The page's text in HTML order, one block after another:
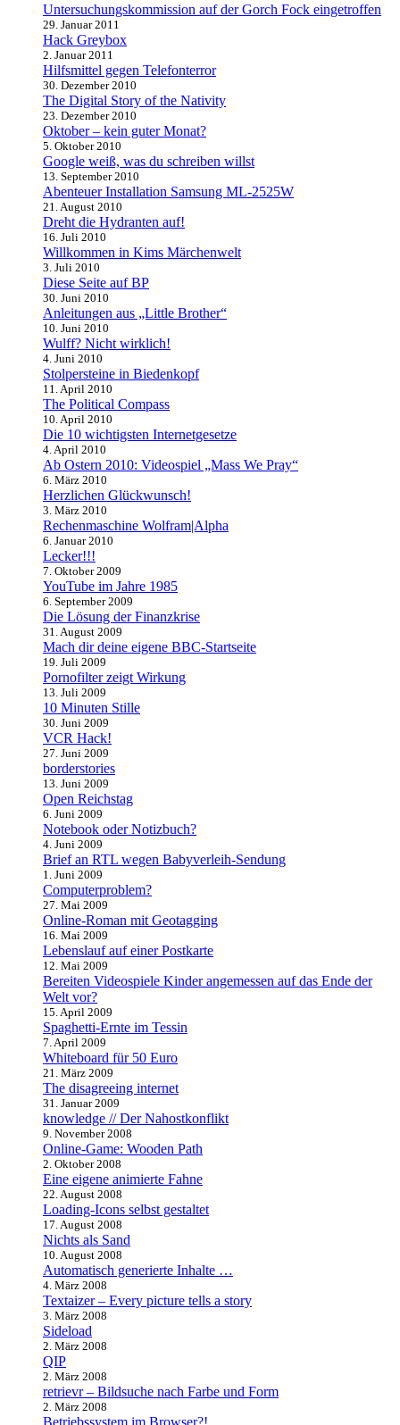
Untersuchungskommission auf der Gorch Fock eingetroffen
29. Januar 2011
Hack Greybox
2. Januar 2011
Hilfsmittel gegen Telefonterror
30. Dezember 2010
The Digital Story of the Nativity
23. Dezember 2010
Oktober – kein guter Monat?
5. Oktober 2010
Google weiß, was du schreiben willst
13. September 2010
Abenteuer Installation Samsung ML-2525W
21. August 2010
Dreht die Hydranten auf!
16. Juli 2010
Willkommen in Kims Märchenwelt
3. Juli 2010
Diese Seite auf BP
30. Juni 2010
Anleitungen aus „Little Brother“
10. Juni 2010
Wulff? Nicht wirklich!
4. Juni 2010
Stolpersteine in Biedenkopf
11. April 2010
The Political Compass
10. April 2010
Die 10 wichtigsten Internetgesetze
4. April 2010
Ab Ostern 2010: Videospiel „Mass We Pray“
6. März 2010
Herzlichen Glückwunsch!
3. März 2010
Rechenmaschine Wolfram|Alpha
6. Januar 2010
Lecker!!!
7. Oktober 2009
YouTube im Jahre 1985
6. September 2009
Die Lösung der Finanzkrise
31. August 2009
Mach dir deine eigene BBC-Startseite
19. Juli 2009
Pornofilter zeigt Wirkung
13. Juli 2009
10 Minuten Stille
30. Juni 2009
VCR Hack!
27. Juni 2009
borderstories
13. Juni 2009
Open Reichstag
6. Juni 2009
Notebook oder Notizbuch?
4. Juni 2009
Brief an RTL wegen Babyverleih-Sendung
1. Juni 2009
Computerproblem?
27. Mai 2009
Online-Roman mit Geotagging
16. Mai 2009
Lebenslauf auf einer Postkarte
12. Mai 2009
Bereiten Videospiele Kinder angemessen auf das Ende der
Welt vor?
15. April 2009
Spaghetti-Ernte im Tessin
7. April 2009
Whiteboard für 50 Euro
21. März 2009
The disagreeing internet
31. Januar 2009
knowledge // Der Nahostkonflikt
9. November 2008
Online-Game: Wooden Path
2. Oktober 2008
Eine eigene animierte Fahne
22. August 2008
Loading-Icons selbst gestaltet
17. August 2008
Nichts als Sand
10. August 2008
Automatisch generierte Inhalte …
4. März 2008
Textaizer – Every picture tells a story
3. März 2008
Sideload
2. März 2008
QIP
2. März 2008
retrievr – Bildsuche nach Farbe und Form
2. März 2008